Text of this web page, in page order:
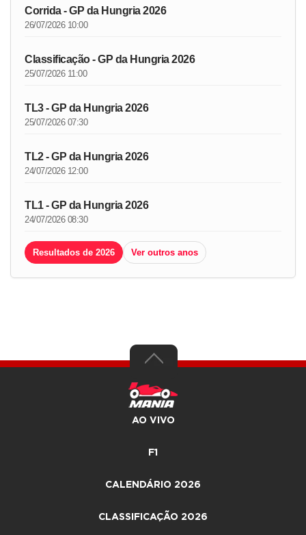
Corrida - GP da Hungria 2026
26/07/2026 10:00
Classificação - GP da Hungria 2026
25/07/2026 11:00
TL3 - GP da Hungria 2026
25/07/2026 07:30
TL2 - GP da Hungria 2026
24/07/2026 12:00
TL1 - GP da Hungria 2026
24/07/2026 08:30
Resultados de 2026 Ver outros anos
AO VIVO
F1
CALENDÁRIO 2026
CLASSIFICAÇÃO 2026